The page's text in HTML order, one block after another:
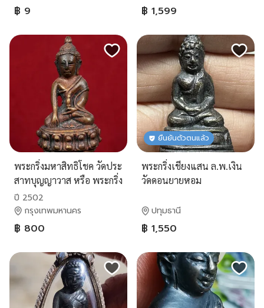
฿ 9 ฿ 1,599
พระกริ่งมหาสิทธิโชค วัดประ
สาทบุญญาวาส หรือ พระกริ่ง
วัดราชนัดดา
ปี 2502
กรุงเทพมหานคร
฿ 800
ยืนยันตัวตนแล้ว
พระกริ่งเชียงแสน ล.พ.เงิน
วัดดอนยายหอม
ปทุมธานี
฿ 1,550